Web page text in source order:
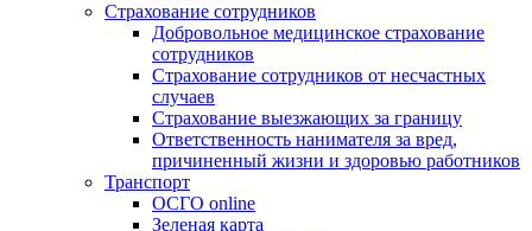
Страхование сотрудников
Добровольное медицинское страхование
сотрудников
Страхование сотрудников от несчастных
случаев
Страхование выезжающих за границу
Ответственность нанимателя за вред,
причиненный жизни и здоровью работников
Транспорт
ОСГО online
Зеленая карта